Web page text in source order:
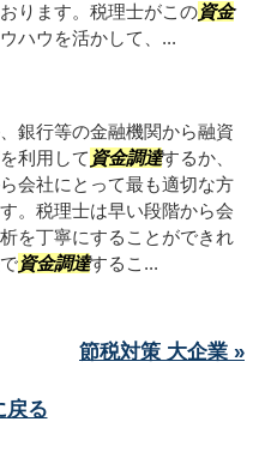
ります。税理士がこの資金
ハウを活かして、...
銀行等の金融機関から融資
利用して 資金調達するか、
会社にとって最も適切な方
。税理士は早い段階から会
を丁寧にすることができれ
資金調達するこ...
節税対策 大企業 »
戻る